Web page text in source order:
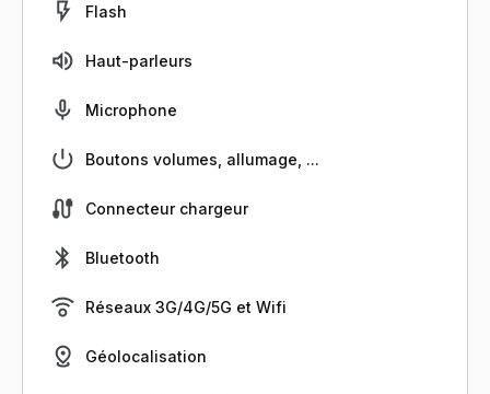
Flash
Haut-parleurs
Microphone
Boutons volumes, allumage, ...
Connecteur chargeur
Bluetooth
Réseaux 3G/4G/5G et Wifi
Géolocalisation